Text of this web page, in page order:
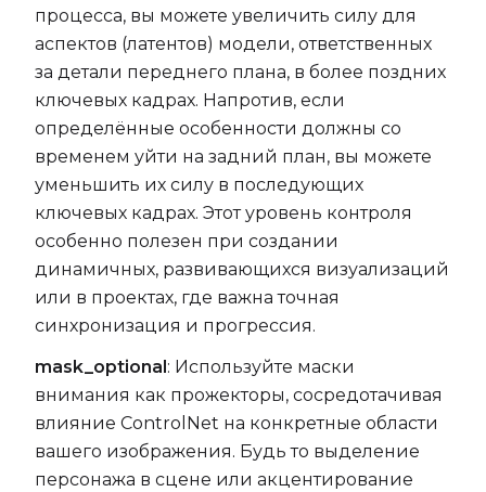
процесса, вы можете увеличить силу для
аспектов (латентов) модели, ответственных
за детали переднего плана, в более поздних
ключевых кадрах. Напротив, если
определённые особенности должны со
временем уйти на задний план, вы можете
уменьшить их силу в последующих
ключевых кадрах. Этот уровень контроля
особенно полезен при создании
динамичных, развивающихся визуализаций
или в проектах, где важна точная
синхронизация и прогрессия.
mask_optional: Используйте маски
внимания как прожекторы, сосредотачивая
влияние ControlNet на конкретные области
вашего изображения. Будь то выделение
персонажа в сцене или акцентирование